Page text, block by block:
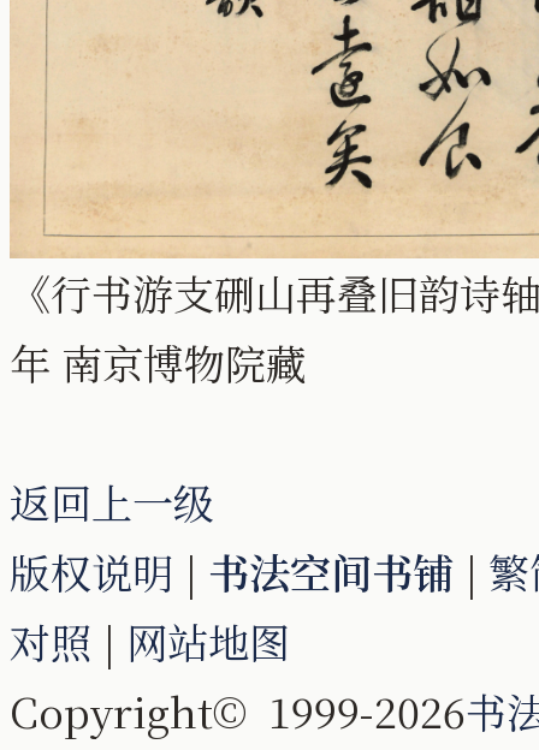
《行书游支硎山再叠旧韵
年 南京博物院藏
返回上一级
版权说明 | 书法空间书铺 |
对照 | 网站地图
Copyright© 1999-2026书